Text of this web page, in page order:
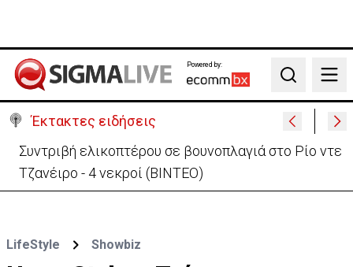
Powered by:
Search
Έκτακτες ειδήσεις
Στις φλόγες όχημα δίπλα σε χωράφι στη Λάρνακα -
Πρόλαβαν τα χειρότερα
LifeStyle Showbiz